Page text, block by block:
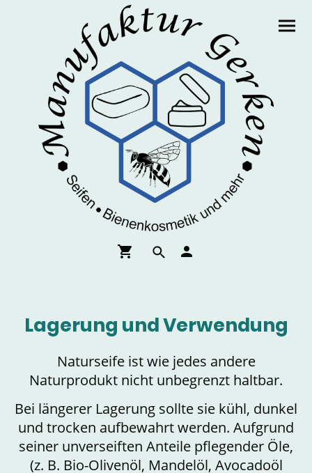
Lagerung und Verwendung
Naturseife ist wie jedes andere
Naturprodukt nicht unbegrenzt haltbar.
Bei längerer Lagerung sollte sie kühl, dunkel
und trocken aufbewahrt werden. Aufgrund
seiner unverseiften Anteile pflegender Öle,
(z. B. Bio-Olivenöl, Mandelöl, Avocadoöl